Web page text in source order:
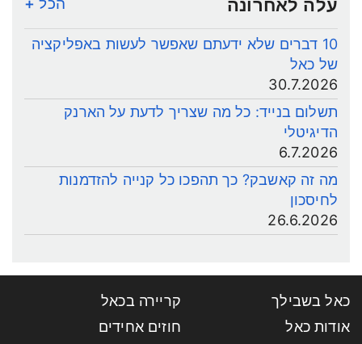
10 דברים שלא ידעתם שאפשר לעשות באפליקציה
של כאל
30.7.2026
תשלום בנייד: כל מה שצריך לדעת על הארנק
הדיגיטלי
6.7.2026
מה זה קאשבק? כך תהפכו כל קנייה להזדמנות
לחיסכון
26.6.2026
כאל בשבילך
קריירה בכאל
אודות כאל
חוזים אחידים